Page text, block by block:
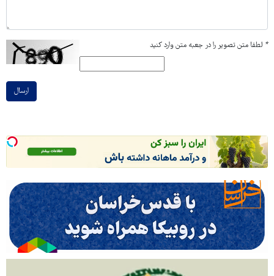
* لطفا متن تصویر را در جعبه متن وارد کنید
ارسال